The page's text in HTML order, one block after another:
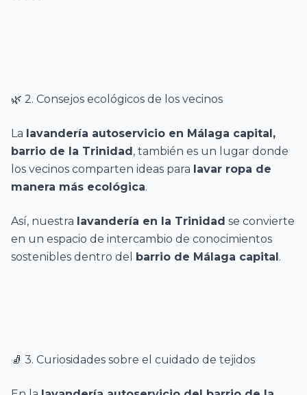
🌿 2. Consejos ecológicos de los vecinos
La lavandería autoservicio en Málaga capital,
barrio de la Trinidad, también es un lugar donde
los vecinos comparten ideas para lavar ropa de
manera más ecológica.
Así, nuestra lavandería en la Trinidad se convierte
en un espacio de intercambio de conocimientos
sostenibles dentro del barrio de Málaga capital.
🧦 3. Curiosidades sobre el cuidado de tejidos